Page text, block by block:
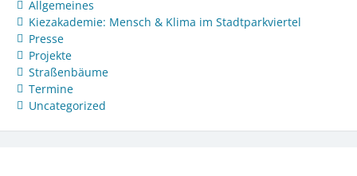
Allgemeines
Kiezakademie: Mensch & Klima im Stadtparkviertel
Presse
Projekte
Straßenbäume
Termine
Uncategorized